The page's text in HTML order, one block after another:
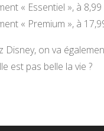
« Essentiel », à
« Premium », à
Disney, on va
est pas belle la vie ?